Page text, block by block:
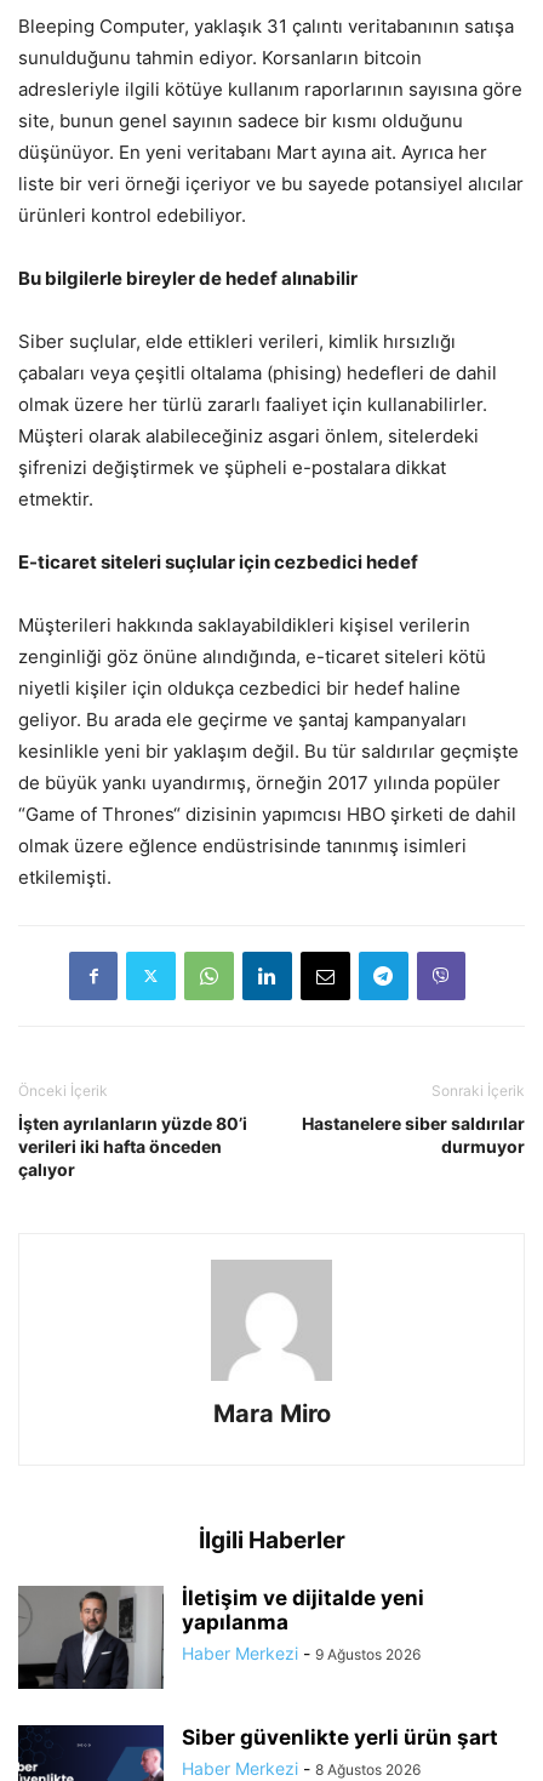
Bleeping Computer, yaklaşık 31 çalıntı veritabanının satışa
sunulduğunu tahmin ediyor. Korsanların bitcoin
adresleriyle ilgili kötüye kullanım raporlarının sayısına göre
site, bunun genel sayının sadece bir kısmı olduğunu
düşünüyor. En yeni veritabanı Mart ayına ait. Ayrıca her
liste bir veri örneği içeriyor ve bu sayede potansiyel alıcılar
ürünleri kontrol edebiliyor.
Bu bilgilerle bireyler de hedef alınabilir
Siber suçlular, elde ettikleri verileri, kimlik hırsızlığı
çabaları veya çeşitli oltalama (phising) hedefleri de dahil
olmak üzere her türlü zararlı faaliyet için kullanabilirler.
Müşteri olarak alabileceğiniz asgari önlem, sitelerdeki
şifrenizi değiştirmek ve şüpheli e-postalara dikkat
etmektir.
E-ticaret siteleri suçlular için cezbedici hedef
Müşterileri hakkında saklayabildikleri kişisel verilerin
zenginliği göz önüne alındığında, e-ticaret siteleri kötü
niyetli kişiler için oldukça cezbedici bir hedef haline
geliyor. Bu arada ele geçirme ve şantaj kampanyaları
kesinlikle yeni bir yaklaşım değil. Bu tür saldırılar geçmişte
de büyük yankı uyandırmış, örneğin 2017 yılında popüler
“Game of Thrones“ dizisinin yapımcısı HBO şirketi de dahil
olmak üzere eğlence endüstrisinde tanınmış isimleri
etkilemişti.
Önceki İçerik
İşten ayrılanların yüzde 80’i
verileri iki hafta önceden
çalıyor
Sonraki İçerik
Hastanelere siber saldırılar
durmuyor
Mara Miro
İlgili Haberler
İletişim ve dijitalde yeni
yapılanma
Haber Merkezi - 9 Ağustos 2026
Siber güvenlikte yerli ürün şart
Haber Merkezi - 8 Ağustos 2026